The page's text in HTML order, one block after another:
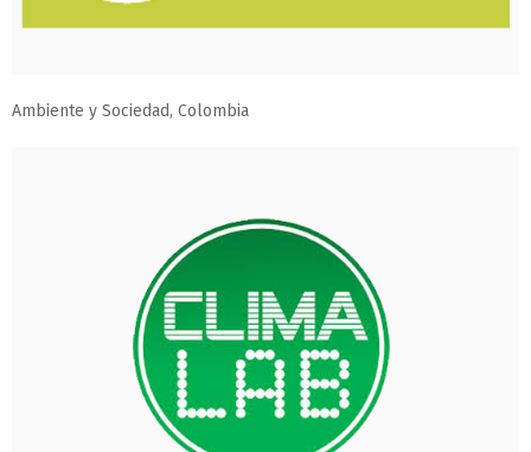
Ambiente y Sociedad, Colombia